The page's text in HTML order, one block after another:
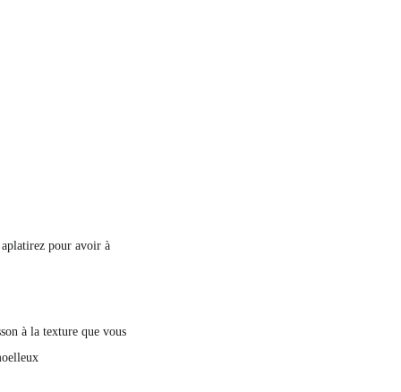
aplatirez pour avoir à
à la texture que vous